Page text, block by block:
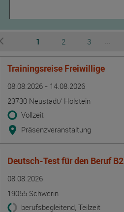
zur vorherigen Seite wechseln
Seite
1 Seite
2 Seite
3
...
Trainingsreise Freiwillige
08.08.2026 - 14.08.2026
23730 Neustadt/ Holstein
Vollzeit
Präsenzveranstaltung
Deutsch-Test für den Beruf B2
08.08.2026
19055 Schwerin
berufsbegleitend, Teilzeit